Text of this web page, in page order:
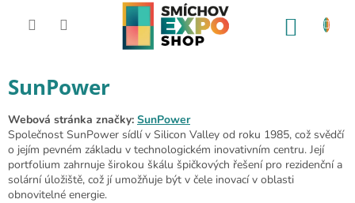
SunPower
Webová stránka značky: SunPower
Společnost SunPower sídlí v Silicon Valley od roku 1985, což svědčí
o jejím pevném základu v technologickém inovativním centru. Její
portfolium zahrnuje širokou škálu špičkových řešení pro rezidenční a
solární úložiště, což jí umožňuje být v čele inovací v oblasti
obnovitelné energie.